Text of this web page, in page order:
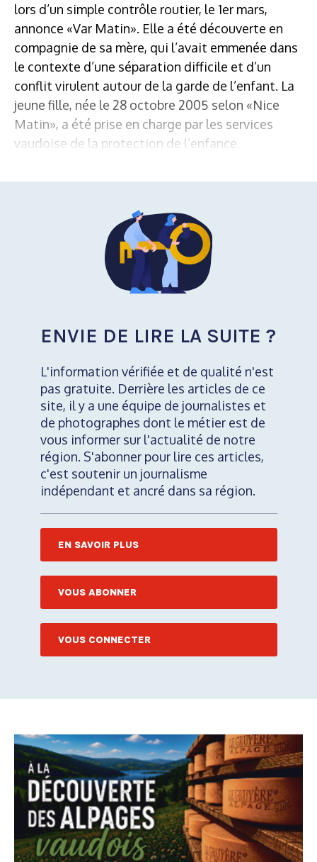
lors d’un simple contrôle routier, le 1er mars,
annonce «Var Matin». Elle a été découverte en
compagnie de sa mère, qui l’avait emmenée dans
le contexte d’une séparation difficile et d’un
conflit virulent autour de la garde de l’enfant. La
jeune fille, née le 28 octobre 2005 selon «Nice
Matin», a été prise en charge par les services
vaudoise de la protection de l’enfance.
ENVIE DE LIRE LA SUITE ?
L'information vérifiée et de qualité n'est
pas gratuite. Derrière les articles de ce
site, il y a une équipe de journalistes et
de photographes dont le métier est de
vous informer sur l'actualité de notre
région. S'abonner pour lire ces articles,
c'est soutenir un journalisme
indépendant et ancré dans sa région.
EN SAVOIR PLUS
VOUS ABONNER
VOUS CONNECTER